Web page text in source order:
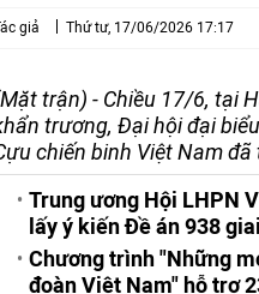
giả Thứ tư, 17/06/2026 17:17
trận) - Chiều 17/6, tại
trương, Đại hội đại
chiến binh Việt Nam
Trung ương Hội LHPN
lấy ý kiến Đề án 938
Chương trình "Những
đoàn Việt Nam" hỗ trợ